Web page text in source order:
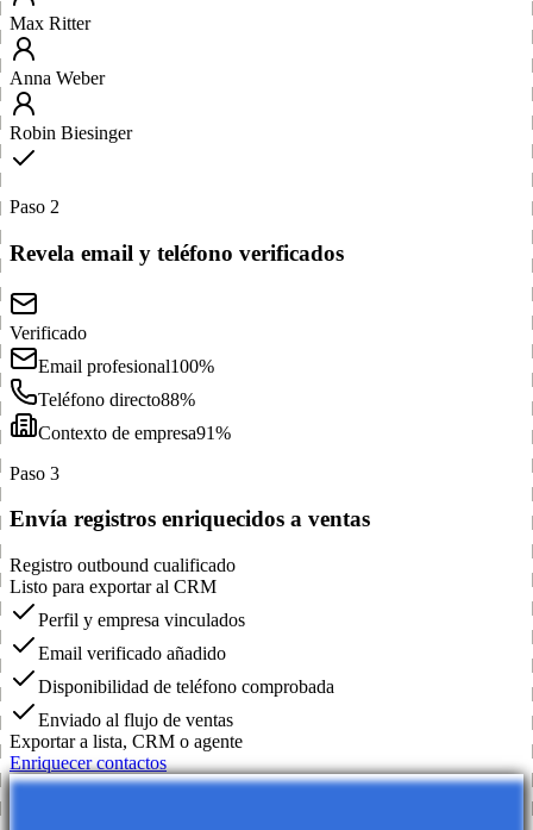
Max Ritter
Anna Weber
Robin Biesinger
Paso 2
Revela email y teléfono verificados
Verificado
Email profesional100%
Teléfono directo88%
Contexto de empresa91%
Paso 3
Envía registros enriquecidos a ventas
Registro outbound cualificado
Listo para exportar al CRM
Perfil y empresa vinculados
Email verificado añadido
Disponibilidad de teléfono comprobada
Enviado al flujo de ventas
Exportar a lista, CRM o agente
Enriquecer contactos